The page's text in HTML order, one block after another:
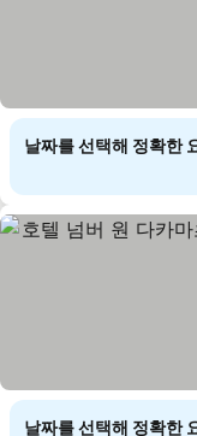
날짜를 선택해 정확한
날짜를 선택해 정확한